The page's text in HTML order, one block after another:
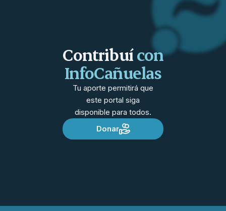
Contribuícon
InfoCañuelas
Tu aporte permitirá que
este portal siga
disponible para todos.
Donar